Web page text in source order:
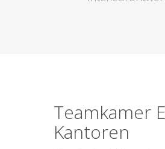
Teamkamer
Kantoren